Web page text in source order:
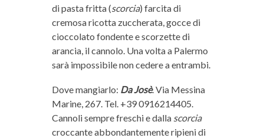
di pasta fritta (scorcia) farcita di
cremosa ricotta zuccherata, gocce di
cioccolato fondente e scorzette di
arancia, il cannolo. Una volta a Palermo
sarà impossibile non cedere a entrambi.
Dove mangiarlo: Da Josè. Via Messina
Marine, 267. Tel. +39 0916214405.
Cannoli sempre freschi e dalla scorcia
croccante abbondantemente ripieni di